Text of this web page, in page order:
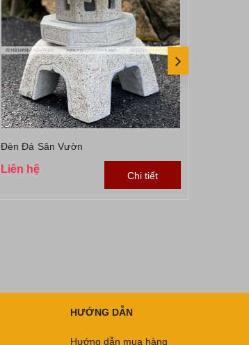
Đèn Đá Sân Vườn
Liên hệ
Chi tiết
HƯỚNG DẪN
Hướng dẫn mua hàng